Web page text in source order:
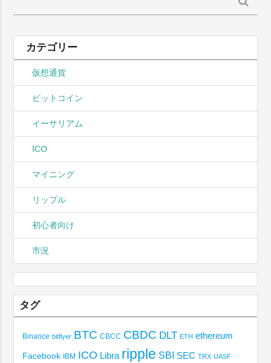
索:
カテゴリー
仮想通貨
ビットコイン
イーサリアム
ICO
マイニング
リップル
初心者向け
市況
タグ
Binance bitflyer BTC CBCC CBDC DLT ETH ethereum
Facebook IBM ICO Libra ripple SBI SEC TRX UASF